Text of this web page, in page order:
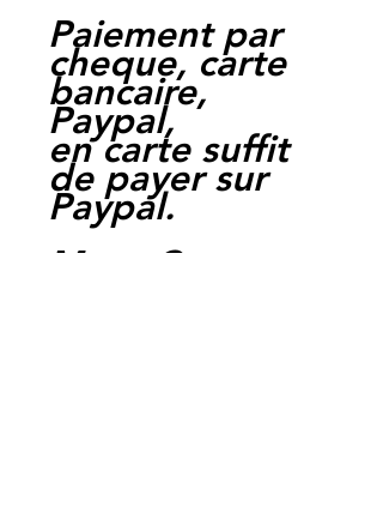
Paiement par
cheque, carte
bancaire,
Paypal,
en carte suffit
de payer sur
Paypal.
Moto Casse